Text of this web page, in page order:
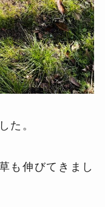
た。
も伸びてきまし